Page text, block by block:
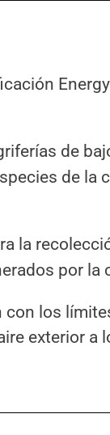
de
de la
la
por la
los
exterior a